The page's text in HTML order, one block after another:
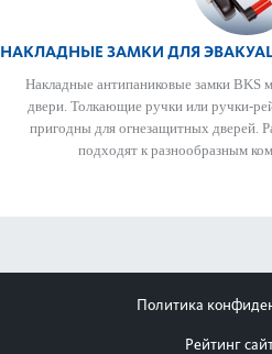
НАКЛАДНЫЕ ЗАМКИ ДЛЯ
Накладные антипани­к­овые замки BKS
двери. Тол­кающие ручки или ручки-
пригодны для огнезащитных дверей.
подходят к разнообразным
Политика
Рейтинг